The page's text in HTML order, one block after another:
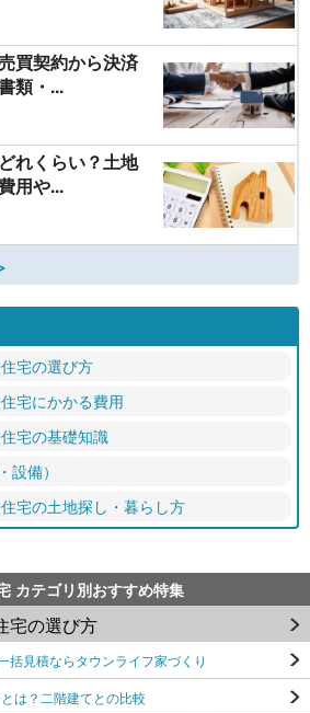
買契約から決済
類・...
れくらい？土地
用や...
宅の選び方
宅にかかる費用
宅の基礎知識
設備）
宅の土地探し・暮らし方
カテゴリ別おすすめ特集
宅の選び方
括見積ならタウンライフ家づくり
は？二階建てとの比較